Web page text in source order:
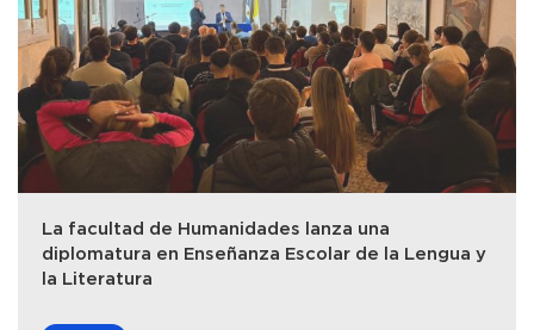
La facultad de Humanidades lanza una
diplomatura en Enseñanza Escolar de la Lengua y
la Literatura